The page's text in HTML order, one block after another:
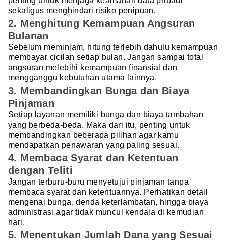
sekaligus menghindari risiko penipuan.
2. Menghitung Kemampuan Angsuran
Bulanan
Sebelum meminjam, hitung terlebih dahulu kemampuan
membayar cicilan setiap bulan. Jangan sampai total
angsuran melebihi kemampuan finansial dan
mengganggu kebutuhan utama lainnya.
3. Membandingkan Bunga dan Biaya
Pinjaman
Setiap layanan memiliki bunga dan biaya tambahan
yang berbeda-beda. Maka dari itu, penting untuk
membandingkan beberapa pilihan agar kamu
mendapatkan penawaran yang paling sesuai.
4. Membaca Syarat dan Ketentuan
dengan Teliti
Jangan terburu-buru menyetujui pinjaman tanpa
membaca syarat dan ketentuannya. Perhatikan detail
mengenai bunga, denda keterlambatan, hingga biaya
administrasi agar tidak muncul kendala di kemudian
hari.
5. Menentukan Jumlah Dana yang Sesuai